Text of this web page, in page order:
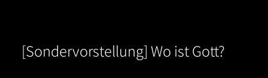
[Sondervorstellung] Wo ist Gott?